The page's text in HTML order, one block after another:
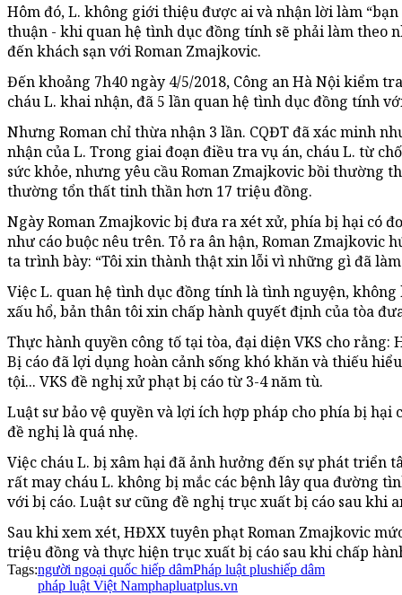
Hôm đó, L. không giới thiệu được ai và nhận lời làm “bạn
thuận - khi quan hệ tình dục đồng tính sẽ phải làm theo
đến khách sạn với Roman Zmajkovic.
Đến khoảng 7h40 ngày 4/5/2018, Công an Hà Nội kiểm
cháu L. khai nhận, đã 5 lần quan hệ tình dục đồng tính
Nhưng Roman chỉ thừa nhận 3 lần. CQĐT đã xác minh
nhận của L. Trong giai đoạn điều tra vụ án, cháu L. từ
sức khỏe, nhưng yêu cầu Roman Zmajkovic bồi thường
thường tổn thất tinh thần hơn 17 triệu đồng.
Ngày Roman Zmajkovic bị đưa ra xét xử, phía bị hại có
như cáo buộc nêu trên. Tỏ ra ân hận, Roman Zmajkovic
ta trình bày: “Tôi xin thành thật xin lỗi vì những gì đã
Việc L. quan hệ tình dục đồng tính là tình nguyện,
xấu hổ, bản thân tôi xin chấp hành quyết định của tòa
Thực hành quyền công tố tại tòa, đại diện VKS cho rằng:
Bị cáo đã lợi dụng hoàn cảnh sống khó khăn và thiếu
tội... VKS đề nghị xử phạt bị cáo từ 3-4 năm tù.
Luật sư bảo vệ quyền và lợi ích hợp pháp cho phía bị hại
đề nghị là quá nhẹ.
Việc cháu L. bị xâm hại đã ảnh hưởng đến sự phát triển
rất may cháu L. không bị mắc các bệnh lây qua đường
với bị cáo. Luật sư cũng đề nghị trục xuất bị cáo sau khi
Sau khi xem xét, HĐXX tuyên phạt Roman Zmajkovic
triệu đồng và thực hiện trục xuất bị cáo sau khi chấp
Tags:người ngoại quốc hiếp dâmPháp luật plushiếp dâm
pháp luật Việt Namphapluatplus.vn